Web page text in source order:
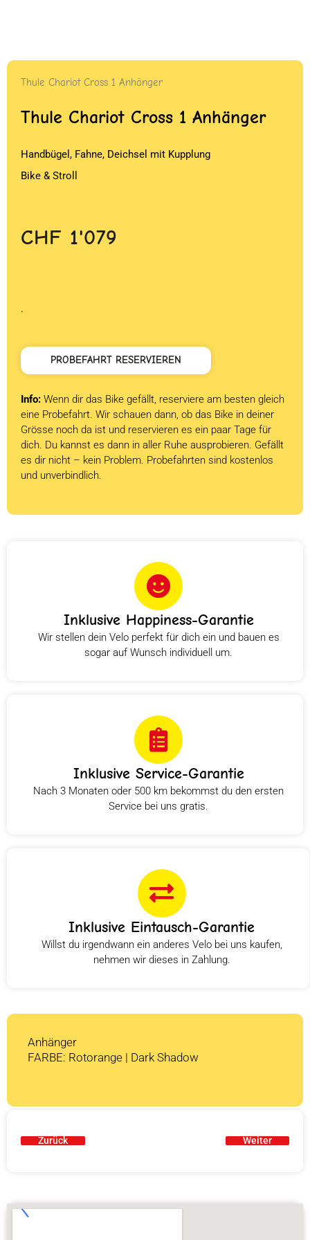
Thule Chariot Cross 1 Anhänger
Thule Chariot Cross 1 Anhänger
Handbügel, Fahne, Deichsel mit Kupplung
Bike & Stroll
CHF 1'079
.
PROBEFAHRT RESERVIEREN
Info: Wenn dir das Bike gefällt, reserviere am besten gleich
eine Probefahrt. Wir schauen dann, ob das Bike in deiner
Grösse noch da ist und reservieren es ein paar Tage für
dich. Du kannst es dann in aller Ruhe ausprobieren. Gefällt
es dir nicht – kein Problem. Probefahrten sind kostenlos
und unverbindlich.
Inklusive Happiness-Garantie
Wir stellen dein Velo perfekt für dich ein und bauen es
sogar auf Wunsch individuell um.
Inklusive Service-Garantie
Nach 3 Monaten oder 500 km bekommst du den ersten
Service bei uns gratis.
Inklusive Eintausch-Garantie
Willst du irgendwann ein anderes Velo bei uns kaufen,
nehmen wir dieses in Zahlung.
Anhänger
FARBE: Rotorange | Dark Shadow
Zurück Weiter